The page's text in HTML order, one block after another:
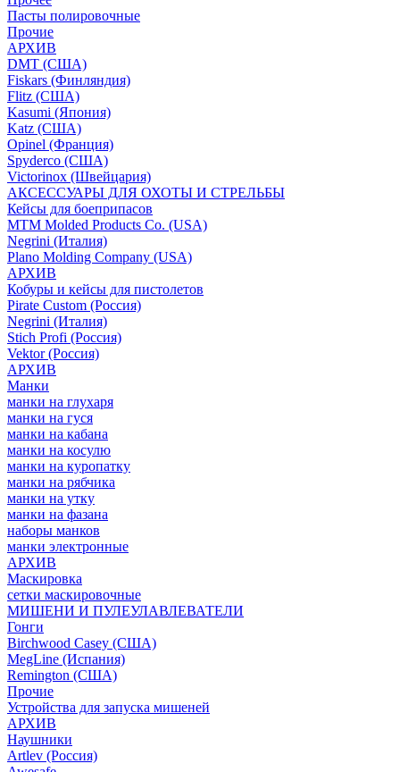
Пасты полировочные
Прочие
АРХИВ
DMT (США)
Fiskars (Финляндия)
Flitz (США)
Kasumi (Япония)
Katz (США)
Opinel (Франция)
Spyderco (США)
Victorinox (Швейцария)
АКСЕССУАРЫ ДЛЯ ОХОТЫ И СТРЕЛЬБЫ
Кейсы для боеприпасов
MTM Molded Products Co. (USA)
Negrini (Италия)
Plano Molding Company (USA)
АРХИВ
Кобуры и кейсы для пистолетов
Pirate Custom (Россия)
Negrini (Италия)
Stich Profi (Россия)
Vektor (Россия)
АРХИВ
Манки
манки на глухаря
манки на гуся
манки на кабана
манки на косулю
манки на куропатку
манки на рябчика
манки на утку
манки на фазана
наборы манков
манки электронные
АРХИВ
Маскировка
сетки маскировочные
МИШЕНИ И ПУЛЕУЛАВЛЕВАТЕЛИ
Гонги
Birchwood Casey (США)
MegLine (Испания)
Remington (США)
Прочие
Устройства для запуска мишеней
АРХИВ
Наушники
Artlev (Россия)